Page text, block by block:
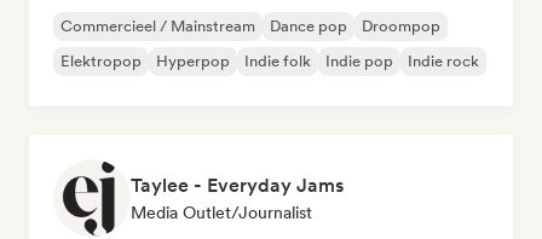
Commercieel / Mainstream Dance pop
Droompop
Elektropop
Hyperpop Indie folk Indie pop Indie rock
Taylee - Everyday Jams
Media Outlet/Journalist